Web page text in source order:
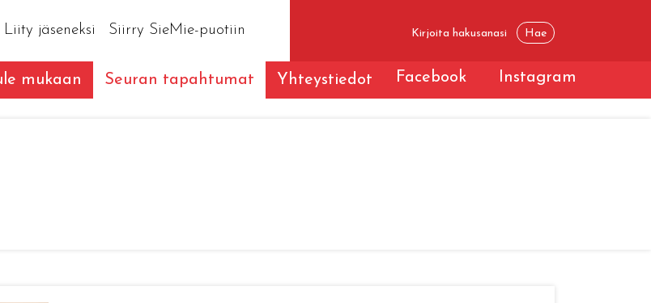
Liity jäseneksi Siirry SieMie-puotiin
mukaan Seuran tapahtumat Yhteystiedot Facebook Instagram